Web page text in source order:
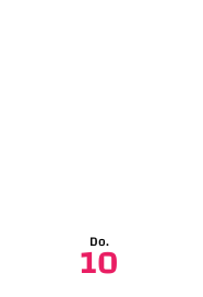
Do.
10